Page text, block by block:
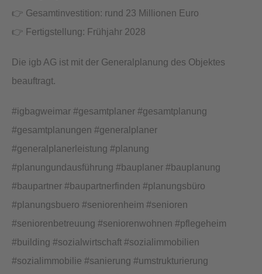
👉 Gesamtinvestition: rund 23 Millionen Euro
👉 Fertigstellung: Frühjahr 2028
Die igb AG ist mit der Generalplanung des Objektes
beauftragt.
#igbagweimar #gesamtplaner #gesamtplanung
#gesamtplanungen #generalplaner
#generalplanerleistung #planung
#planungundausführung #bauplaner #bauplanung
#baupartner #baupartnerfinden #planungsbüro
#planungsbuero #seniorenheim #senioren
#seniorenbetreuung #seniorenwohnen #pflegeheim
#building #sozialwirtschaft #sozialimmobilien
#sozialimmobilie #sanierung #umstrukturierung